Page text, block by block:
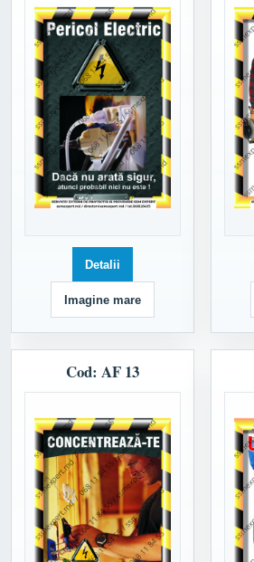
Detalii
Imagine mare
Cod: AF 13